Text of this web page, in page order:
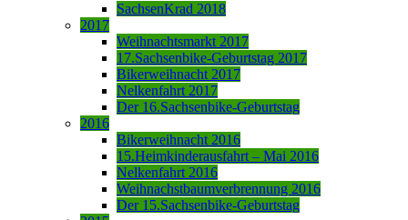
SachsenKrad 2018
2017
Weihnachtsmarkt 2017
17.Sachsenbike-Geburtstag 2017
Bikerweihnacht 2017
Nelkenfahrt 2017
Der 16.Sachsenbike-Geburtstag
2016
Bikerweihnacht 2016
15.Heimkinderausfahrt – Mai 2016
Nelkenfahrt 2016
Weihnachstbaumverbrennung 2016
Der 15.Sachsenbike-Geburtstag